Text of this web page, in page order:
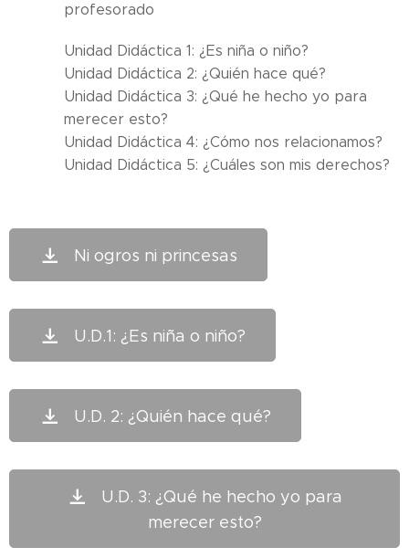
profesorado
Unidad Didáctica 1: ¿Es niña o niño?
Unidad Didáctica 2: ¿Quién hace qué?
Unidad Didáctica 3: ¿Qué he hecho yo para
merecer esto?
Unidad Didáctica 4: ¿Cómo nos relacionamos?
Unidad Didáctica 5: ¿Cuáles son mis derechos?
Ni ogros ni princesas
U.D.1: ¿Es niña o niño?
U.D. 2: ¿Quién hace qué?
U.D. 3: ¿Qué he hecho yo para
merecer esto?